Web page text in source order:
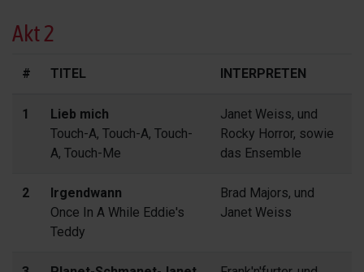
Akt 2
# TITEL INTERPRETEN
1
Lieb mich
Touch-A, Touch-A, Touch-
A, Touch-Me
Janet Weiss, und
Rocky Horror, sowie
das Ensemble
2
Irgendwann
Once In A While Eddie's
Teddy
Brad Majors, und
Janet Weiss